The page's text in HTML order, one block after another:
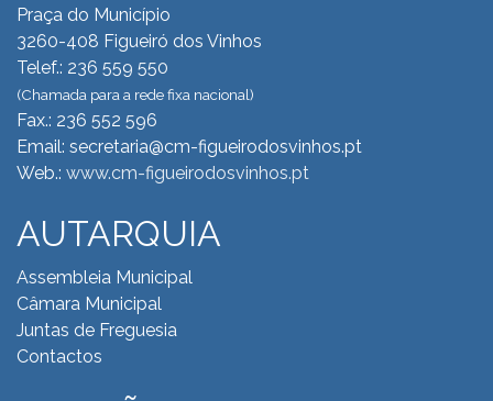
Praça do Município
3260-408 Figueiró dos Vinhos
Telef.: 236 559 550
(Chamada para a rede fixa nacional)
Fax.: 236 552 596
Email: secretaria@cm-figueirodosvinhos.pt
Web.: www.cm-figueirodosvinhos.pt
AUTARQUIA
Assembleia Municipal
Câmara Municipal
Juntas de Freguesia
Contactos